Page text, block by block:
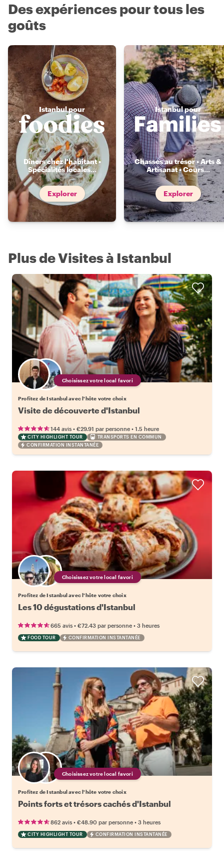
Des expériences pour tous les
goûts
Istanbul pour
Dîners chez l'habitant •
Spécialités locales...
Explorer
Istanbul pour
Chasses au trésor • Arts &
Artisanat • Cours...
Explorer
Plus de Visites à Istanbul
Choisissez votre local favori
Profitez de Istanbul avec l'hôte votre choix
Visite de découverte d'Istanbul
144 avis • €29.91 par personne • 1.5 heure
CITY HIGHLIGHT TOUR
TRANSPORTS EN COMMUN
CONFIRMATION INSTANTANÉE
Choisissez votre local favori
Profitez de Istanbul avec l'hôte votre choix
Les 10 dégustations d'Istanbul
665 avis • €72.43 par personne • 3 heures
FOOD TOUR CONFIRMATION INSTANTANÉE
Choisissez votre local favori
Profitez de Istanbul avec l'hôte votre choix
Points forts et trésors cachés d'Istanbul
862 avis • €48.90 par personne • 3 heures
CITY HIGHLIGHT TOUR CONFIRMATION INSTANTANÉE